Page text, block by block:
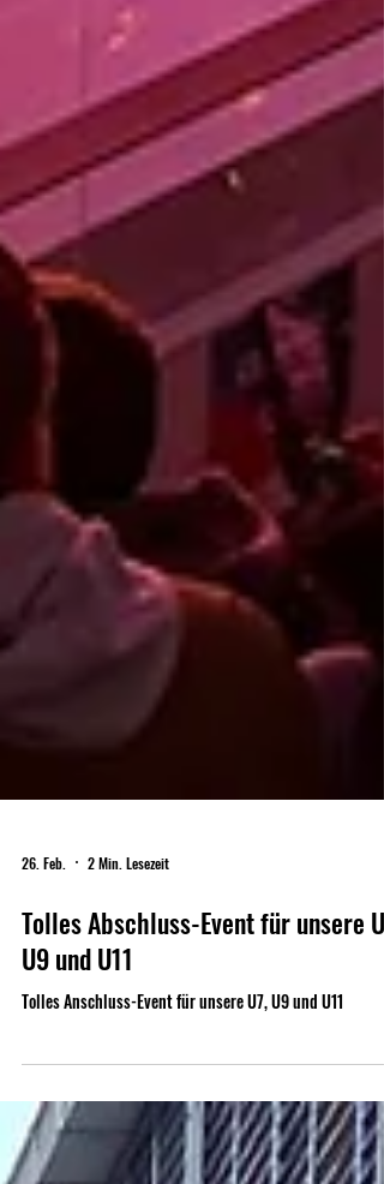
26. Feb. 2 Min. Lesezeit
Tolles Abschluss-Event für unsere U7,
Tolles Anschluss-Event für unsere U7, U9 und U11